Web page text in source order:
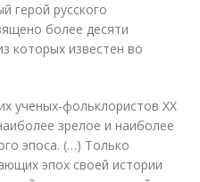
герой русского
более десяти
которых известен во
ученых-фольклористов XX
зрелое и наиболее
эпоса. (…) Только
эпох своей истории